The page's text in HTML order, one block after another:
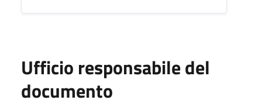
Ufficio responsabile del
documento